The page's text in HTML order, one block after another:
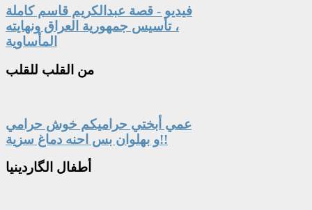
فيديو - قصة عبدالكريم قاسم كاملة
، تأسيس جمهورية العراق ونهايته
المأساوية
من القلب للقلب
عمي أبختي حراميكم خوش حرامي
و بهلوان بس احنه دماغ سزية!!
أطفال الگاردينيا